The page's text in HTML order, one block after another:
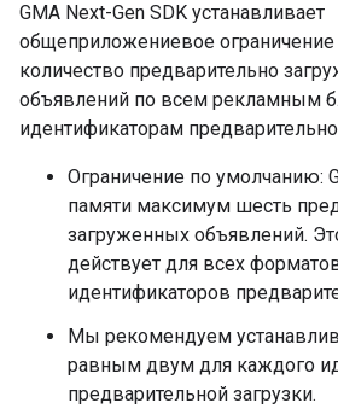
GMA Next-Gen SDK устанавливает
общеприложениевое
количество предварительно
объявлений по всем рекламным
идентификаторам
Ограничение по умолчанию:
памяти максимум шесть
загруженных объявлений.
действует для всех
идентификаторов
Мы рекомендуем
равным двум для каждого
предварительной загрузки.